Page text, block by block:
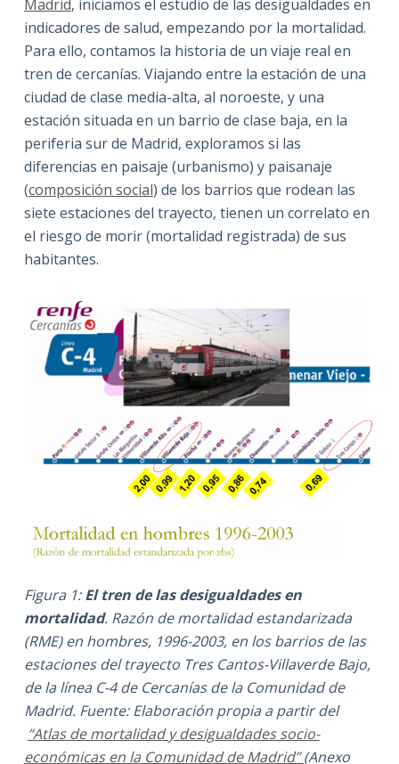
Madrid, iniciamos el estudio de las desigualdades en
indicadores de salud, empezando por la mortalidad.
Para ello, contamos la historia de un viaje real en
tren de cercanías. Viajando entre la estación de una
ciudad de clase media-alta, al noroeste, y una
estación situada en un barrio de clase baja, en la
periferia sur de Madrid, exploramos si las
diferencias en paisaje (urbanismo) y paisanaje
(composición social) de los barrios que rodean las
siete estaciones del trayecto, tienen un correlato en
el riesgo de morir (mortalidad registrada) de sus
habitantes.
Figura 1:El tren de las desigualdades en
mortalidad. Razón de mortalidad estandarizada
(RME) en hombres, 1996-2003, en los barrios de las
estaciones del trayecto Tres Cantos-Villaverde Bajo,
de la línea C-4 de Cercanías de la Comunidad de
Madrid. Fuente: Elaboración propia a partir del
“Atlas de mortalidad y desigualdades socio-
económicas en la Comunidad de Madrid”(Anexo